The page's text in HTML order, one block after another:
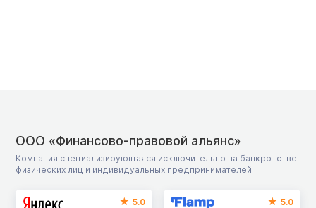
ООО «Финансово-правовой альянс»
Компания специализирующаяся исключительно на банкротстве
физических лиц и индивидуальных предпринимателей
5.0
5.0